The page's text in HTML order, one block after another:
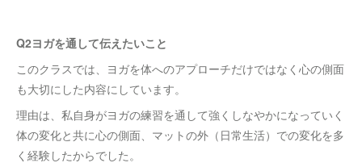
Q2ヨガを通して伝えたいこと
このクラスでは、ヨガを体へのアプローチだけではなく心の側面
も大切にした内容にしています。
理由は、私自身がヨガの練習を通して強くしなやかになっていく
体の変化と共に心の側面、マットの外（日常生活）での変化を多
く経験したからでした。